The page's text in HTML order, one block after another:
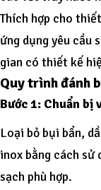
Thích hợp cho
ứng dụng yêu cầu
gian có thiết kế
Quy trình đánh
Bước 1: Chuẩn bị
Loại bỏ bụi bẩn,
inox bằng cách sử
sạch phù hợp.